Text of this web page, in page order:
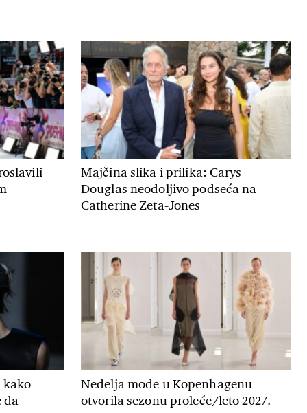
Majčina slika i prilika: Carys
Douglas neodoljivo podseća na
Catherine Zeta-Jones
kako
da
Nedelja mode u Kopenhagenu
otvorila sezonu proleće/leto 2027.